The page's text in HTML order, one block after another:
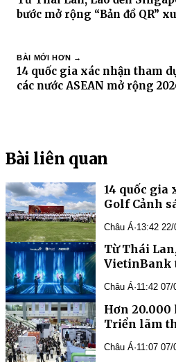
bước mở rộng “Bản đồ QR”
BÀI MỚI HƠN →
14 quốc gia xác nhận tham
các nước ASEAN mở rộng
Bài liên quan
14 quốc gia
Golf Cảnh
rộng 2026
Châu Á·13:42
Từ Thái
VietinBank
“Bản đồ
Châu Á·11:42 07/
Hơn
Triển lãm
Hàn Quốc
ASEAN-
Châu Á·11:07 07/